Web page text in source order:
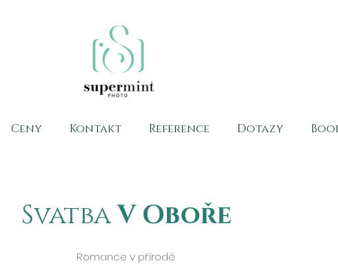
Ceny Kontakt Reference Dotazy
SvatbaV Oboře
Romance v přírodě